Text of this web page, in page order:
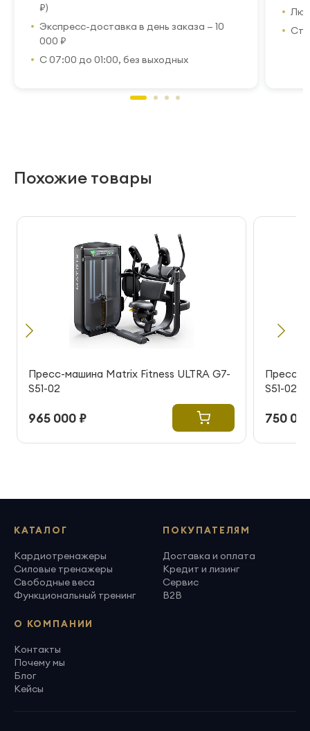
₽)
Экспресс-доставка в день заказа — 10
000 ₽
С 07:00 до 01:00, без выходных
Похожие товары
Пресс-машина Matrix Fitness ULTRA G7-
S51-02
965 000 ₽
Пресс-
S51-02
750
КАТАЛОГ
Кардиотренажеры
Силовые тренажеры
Свободные веса
Функциональный тренинг
ПОКУПАТЕЛЯМ
Доставка и оплата
Кредит и лизинг
Сервис
B2B
О КОМПАНИИ
Контакты
Почему мы
Блог
Кейсы